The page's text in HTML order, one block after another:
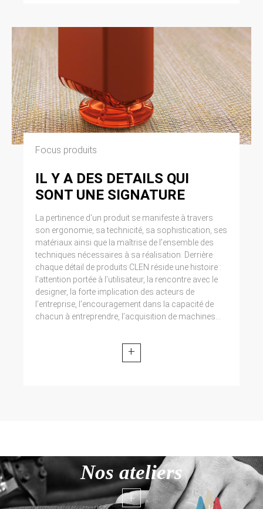
Focus produits
IL Y A DES DETAILS QUI
SONT UNE SIGNATURE
La pertinence d’un produit se manifeste à travers
son ergonomie, sa technicité, sa sophistication, ses
matériaux ainsi que la maîtrise de l’ensemble des
techniques nécessaires à sa réalisation. Derrière
chaque détail de produits CLEN réside une histoire :
l’attention portée à l’utilisateur, la rencontre avec le
designer, la forte implication des acteurs de
l’entreprise, l’encouragement dans la capacité de
chacun à entreprendre, l’acquisition de machines...
+
Nos ateliers
+